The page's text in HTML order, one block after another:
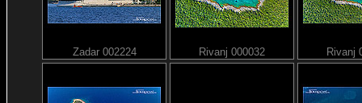
Zadar 002224 Rivanj 000032 Rivanj